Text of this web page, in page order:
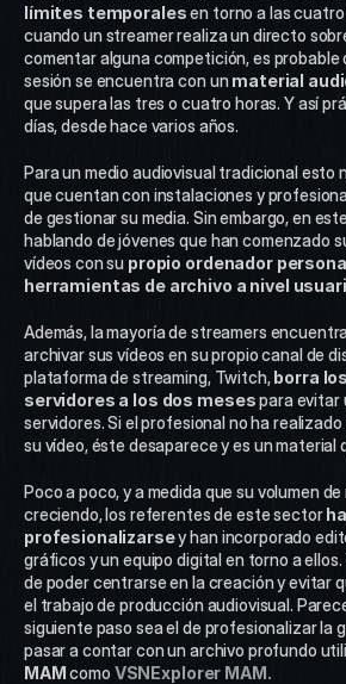
límites temporales en torno a las
cuando un streamer realiza un directo
comentar alguna competición, es probable
sesión se encuentra con un material
que supera las tres o cuatro horas. Y así
días, desde hace varios años.
Para un medio audiovisual tradicional esto
que cuentan con instalaciones y
de gestionar su media. Sin embargo, en
hablando de jóvenes que han comenzado
vídeos con su propio ordenador
herramientas de archivo a nivel
Además, la mayoría de streamers
archivar sus vídeos en su propio canal de
plataforma de streaming, Twitch, borra
servidores a los dos meses para evitar
servidores. Si el profesional no ha
su vídeo, éste desaparece y es un material
Poco a poco, y a medida que su volumen
creciendo, los referentes de este sector
profesionalizarse y han incorporado
gráficos y un equipo digital en torno a ellos.
de poder centrarse en la creación y evitar
el trabajo de producción audiovisual.
siguiente paso sea el de profesionalizar la
pasar a contar con un archivo profundo
MAM como VSNExplorer MAM.